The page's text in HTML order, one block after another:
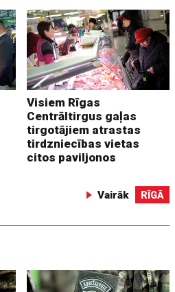
Visiem Rīgas
Centrāltirgus gaļas
tirgotājiem atrastas
tirdzniecības vietas
citos paviljonos
Vairāk RĪGĀ